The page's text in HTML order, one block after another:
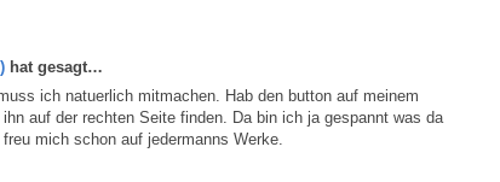
hat gesagt…
ich natuerlich mitmachen. Hab den button auf meinem
auf der rechten Seite finden. Da bin ich ja gespannt was da
mich schon auf jedermanns Werke.